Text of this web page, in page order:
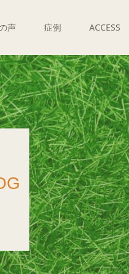
声 症例 ACCESS